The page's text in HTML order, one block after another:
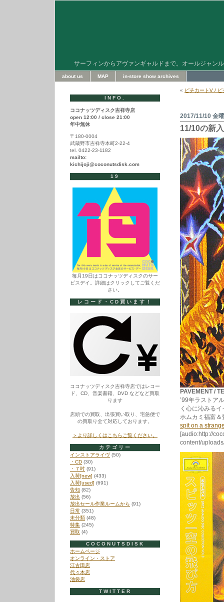
サーフィンからアヴァンギャルドまで。オールジャン
about us MAP in-store show archives
« ピチカートV /
2017/11/10 金
11/10の新
PAVEMENT /
’99年ラストア
く心に沁みる
ホムカミ福富＆
spit on a
[audio:http://
content/
INFO.
ココナッツディスク吉祥寺店
open 12:00 / close 21:00
年中無休
〒180-0004
武蔵野市吉祥寺本町2-22-4
tel. 0422-23-1182
mailto:
kichijoji@coconutsdisk.com
19
毎月19日はココナッツディスクのサー
ビスデイ。詳細はクリックしてご覧くだ
さい。
レコード・CD買います！
ココナッツディスク吉祥寺店ではレコー
ド、CD、音楽書籍、DVD などなど買取
ります
店頭での買取、出張買い取り、宅急便で
の買取り全て対応しております。
＞より詳しくはこちらご覧ください。
カテゴリー
インストアライヴ(50)
・CD (30)
・７吋 (91)
入荷[new] (433)
入荷[used] (691)
告知 (82)
放出 (56)
放出セール作業ルームから (91)
日常 (351)
未分類 (48)
特集 (245)
買取 (4)
COCONUTSDISK
ホームページ
オンライン・ストア
江古田店
代々木店
池袋店
TWITTER